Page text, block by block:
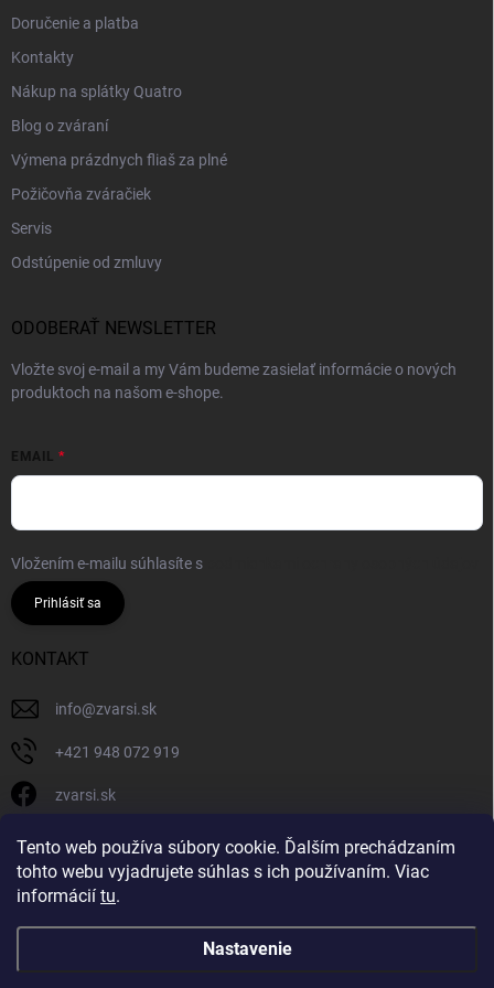
Tento web používa súbory cookie. Ďalším prechádzaním
tohto webu vyjadrujete súhlas s ich používaním. Viac
informácií tu.
Nastavenie
Doručenie a platba
Kontakty
Nákup na splátky Quatro
Blog o zváraní
Výmena prázdnych fliaš za plné
Požičovňa zváračiek
Servis
Odstúpenie od zmluvy
ODOBERAŤ NEWSLETTER
Vložte svoj e-mail a my Vám budeme zasielať informácie o nových
produktoch na našom e-shope.
EMAIL
Vložením e-mailu súhlasíte s
Prihlásiť sa
KONTAKT
info@zvarsi.sk
+421 948 072 919
zvarsi.sk
zvarsi.sk